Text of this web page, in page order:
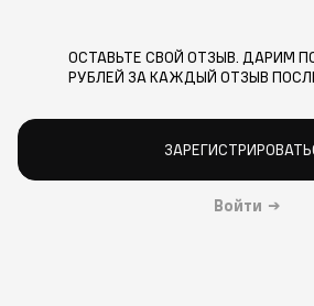
ОСТАВЬТЕ СВОЙ ОТЗЫВ. ДАРИМ
РУБЛЕЙ ЗА КАЖДЫЙ ОТЗЫВ
Войти →